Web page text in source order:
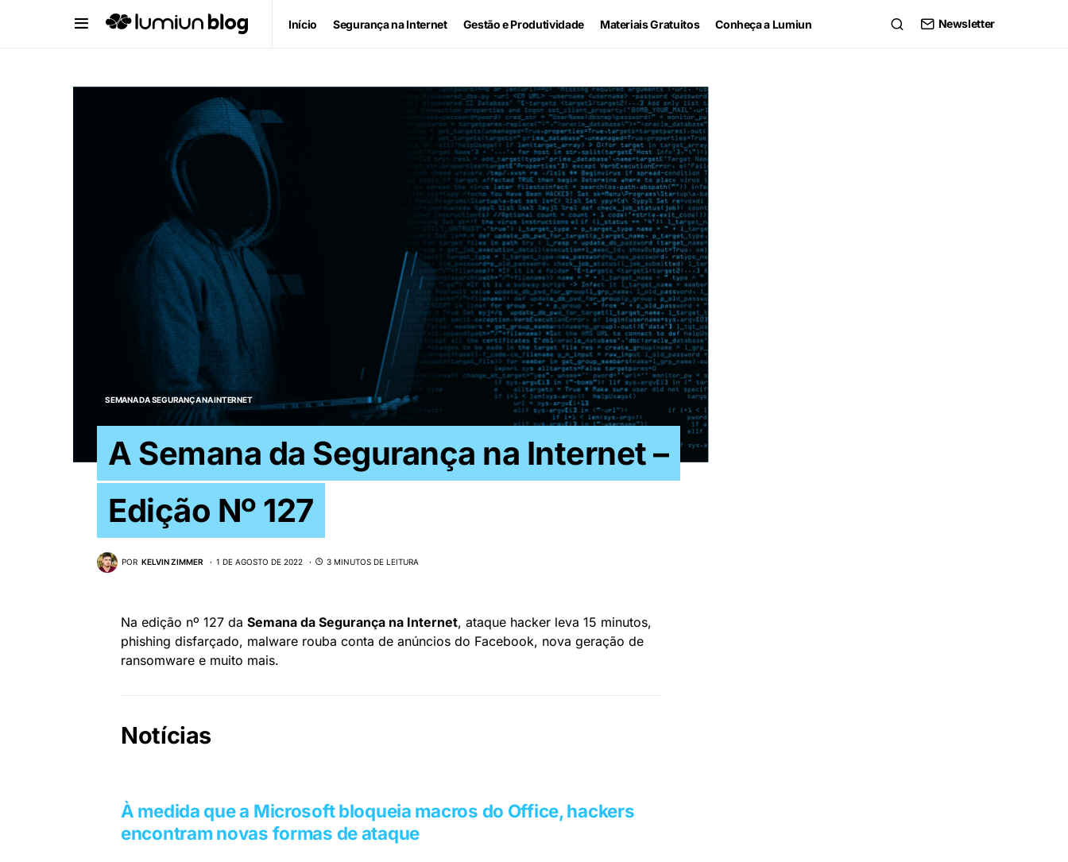
Início Segurança na Internet Gestão e Produtividade Materiais Gratuitos Conheça a Lumiun Newsletter
SEMANA DA SEGURANÇA NA INTERNET
A Semana da Segurança na Internet –
Edição Nº 127
POR KELVIN ZIMMER 1 DE AGOSTO DE 2022 3 MINUTOS DE LEITURA
Na edição nº 127 da Semana da Segurança na Internet, ataque hacker leva 15 minutos,
phishing disfarçado, malware rouba conta de anúncios do Facebook, nova geração de
ransomware e muito mais.
Notícias
À medida que a Microsoft bloqueia macros do Office, hackers
encontram novas formas de ataque